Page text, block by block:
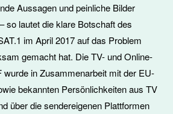
Aussagen und peinliche Bilder
so lautet die klare Botschaft des
im April 2017 auf das Problem
gemacht hat. Die TV- und Online-
wurde in Zusammenarbeit mit der EU-
bekannten Persönlichkeiten aus TV
über die sendereigenen Plattformen